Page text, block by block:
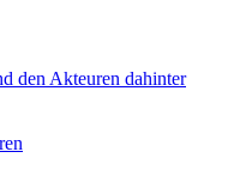
den Akteuren dahinter